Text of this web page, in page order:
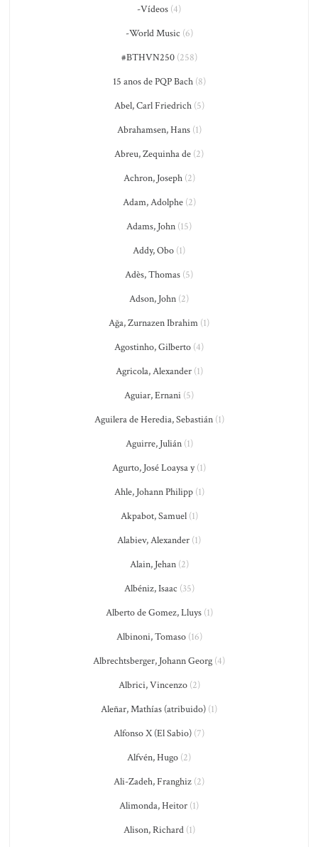
-Vídeos (4)
-World Music (6)
#BTHVN250(258)
15 anos de PQP Bach(8)
Abel, Carl Friedrich(5)
Abrahamsen, Hans(1)
Abreu, Zequinha de (2)
Achron, Joseph(2)
Adam, Adolphe(2)
Adams, John (15)
Addy, Obo (1)
Adès, Thomas (5)
Adson, John (2)
Ağa, Zurnazen Ibrahim (1)
Agostinho, Gilberto (4)
Agricola, Alexander(1)
Aguiar, Ernani (5)
Aguilera de Heredia, Sebastián(1)
Aguirre, Julián(1)
Agurto, José Loaysa y(1)
Ahle, Johann Philipp(1)
Akpabot, Samuel(1)
Alabiev, Alexander (1)
Alain, Jehan(2)
Albéniz, Isaac (35)
Alberto de Gomez, Lluys(1)
Albinoni, Tomaso(16)
Albrechtsberger, Johann Georg (4)
Albrici, Vincenzo(2)
Aleñar, Mathías (atribuido) (1)
Alfonso X (El Sabio) (7)
Alfvén, Hugo (2)
Ali-Zadeh, Franghiz (2)
Alimonda, Heitor (1)
Alison, Richard(1)